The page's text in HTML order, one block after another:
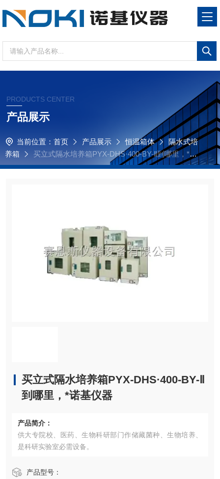
PRODUCTS CENTER
产品展示
当前位置： 首页 产品展示 恒温箱体
隔水式培
养箱
买立式隔水培养箱PYX-DHS·400-BY-Ⅱ到哪里，*诺
基仪器
买立式隔水培养箱PYX-DHS·400-BY-Ⅱ
到哪里，*诺基仪器
产品简介：
供大专院校、医药、生物科研部门作储藏菌种、生物培养、
是科研实验室必需设备。
产品型号：